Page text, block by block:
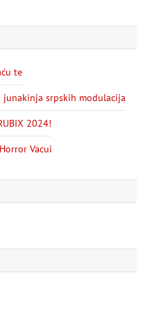
te
junakinja srpskih modulacija
2024!
Horror Vacui